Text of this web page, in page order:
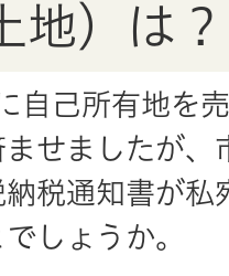
地）は？
自己所有地を
せましたが、
税通知書が私
しょうか。